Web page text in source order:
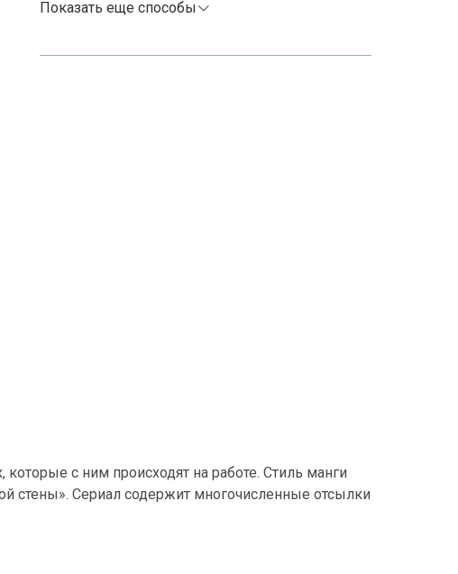
Показать еще способы
с ним происходят на работе. Стиль манги
стены». Сериал содержит многочисленные отсылки